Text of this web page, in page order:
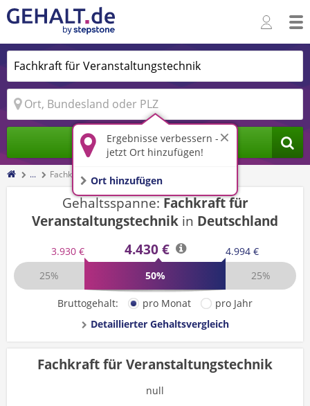
Ergebnisse verbessern -
jetzt Ort hinzufügen!
Ort hinzufügen
Jobs finden
... Fachkraft für Veranstaltungstechnik
Gehaltsspanne:Fachkraft für
Veranstaltungstechnik in Deutschland
3.930 € 4.430 €
4.994 €
25%
50% 25%
Bruttogehalt: pro Monat
pro Jahr
Detaillierter Gehaltsvergleich
Fachkraft für Veranstaltungstechnik
null